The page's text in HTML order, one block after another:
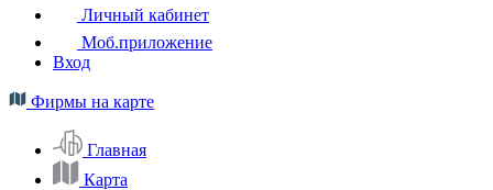
Личный кабинет
Моб.приложение
Вход
Фирмы на карте
Главная
Карта